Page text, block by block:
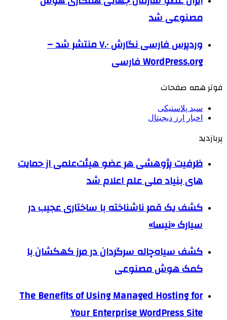
مصنوعی شد
وردپرس فارسی نگارش ۷.۰ منتشر شد –
WordPress.org فارسی
فوتر همه صفحات
سبد پلاستیکی
اخبار ارز دیجیتال
پربازدید
ظرفیت پژوهشی هر عضو هیئت‌علمی از حمایت
های بنیاد ملی علم اعلام شد
کشف یک قمر ناشناخته با ساختاری عجیب در
سیارک «نیسا»
کشف سیاه‌چاله سرگردان در مرز کهکشان با
کمک هوش مصنوعی
The Benefits of Using Managed Hosting for
Your Enterprise WordPress Site